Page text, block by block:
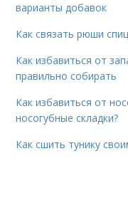
варианты добавок
Как связать рюши
Как избавиться от
правильно собирать
Как избавиться от
носогубные складки?
Как сшить тунику